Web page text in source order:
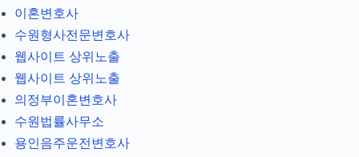
이혼변호사
수원형사전문변호사
웹사이트 상위노출
웹사이트 상위노출
의정부이혼변호사
수원법률사무소
용인음주운전변호사